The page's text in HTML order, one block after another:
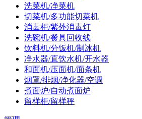
洗菜机/净菜机
切菜机/多功能切菜机
消毒柜/紫外消毒灯
洗碗机/餐具回收线
饮料机/分饭机/制冰机
净水器/直饮水机/开水器
和面机/压面机/面条机
烟罩/排烟/净化器/空调
煮面炉/自动煮面炉
留样柜/留样秤